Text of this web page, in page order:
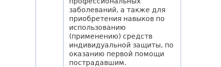
заболеваний, а также для
приобретения навыков по
использованию
(применению) средств
индивидуальной защиты, по
оказанию первой помощи
пострадавшим.